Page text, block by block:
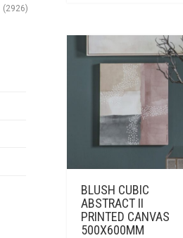
BLUSH CUBIC
ABSTRACT II
PRINTED CANVAS
500X600MM
(2926)